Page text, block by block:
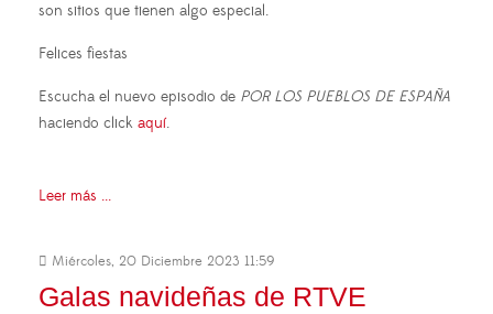
son sitios que tienen algo especial.
Felices fiestas
Escucha el nuevo episodio de POR LOS PUEBLOS DE ESPAÑA
haciendo click aquí.
Leer más ...
Miércoles, 20 Diciembre 2023 11:59
Galas navideñas de RTVE